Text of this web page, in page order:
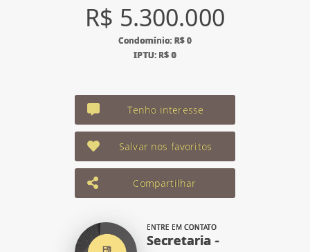
R$ 5.300.000
Condomínio: R$ 0
IPTU: R$ 0
Tenho interesse
Salvar nos favoritos
Compartilhar
ENTRE EM CONTATO
Secretaria -